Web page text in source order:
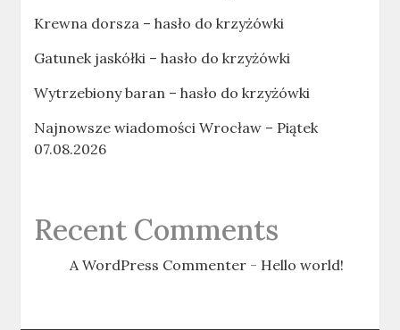
Krewna dorsza – hasło do krzyżówki
Gatunek jaskółki – hasło do krzyżówki
Wytrzebiony baran – hasło do krzyżówki
Najnowsze wiadomości Wrocław – Piątek
07.08.2026
Recent Comments
A WordPress Commenter - Hello world!